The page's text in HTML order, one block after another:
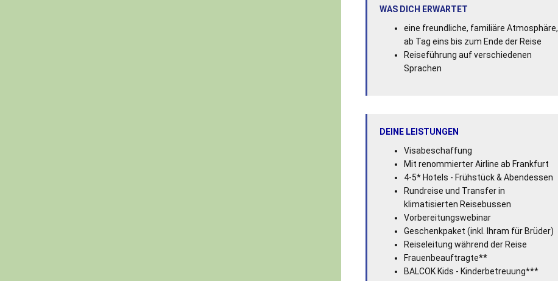
WAS DICH ERWARTET
eine freundliche, familiäre Atmosphäre,
ab Tag eins bis zum Ende der Reise
Reiseführung auf verschiedenen
Sprachen
DEINE LEISTUNGEN
Visabeschaffung
Mit renommierter Airline ab Frankfurt
4-5* Hotels - Frühstück & Abendessen
Rundreise und Transfer in
klimatisierten Reisebussen
Vorbereitungswebinar
Geschenkpaket (inkl. Ihram für Brüder)
Reiseleitung während der Reise
Frauenbeauftragte**
BALCOK Kids - Kinderbetreuung***